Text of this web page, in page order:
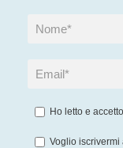
Ho letto e
Voglio